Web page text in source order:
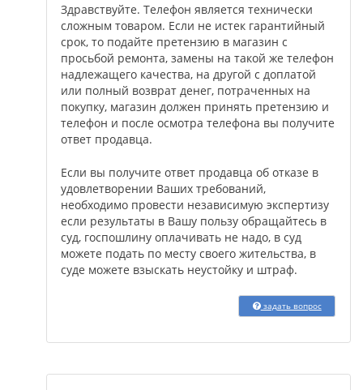
Здравствуйте. Телефон является технически
сложным товаром. Если не истек гарантийный
срок, то подайте претензию в магазин с
просьбой ремонта, замены на такой же телефон
надлежащего качества, на другой с доплатой
или полный возврат денег, потраченных на
покупку, магазин должен принять претензию и
телефон и после осмотра телефона вы получите
ответ продавца.
Если вы получите ответ продавца об отказе в
удовлетворении Ваших требований,
необходимо провести независимую экспертизу
если результаты в Вашу пользу обращайтесь в
суд, госпошлину оплачивать не надо, в суд
можете подать по месту своего жительства, в
суде можете взыскать неустойку и штраф.
задать вопрос